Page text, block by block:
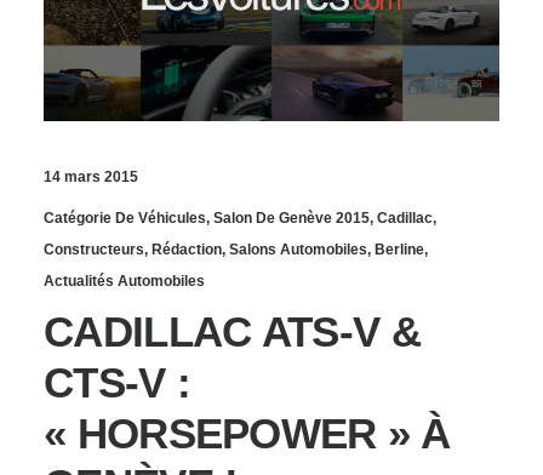
14 mars 2015
Catégorie De Véhicules, Salon De Genève 2015, Cadillac,
Constructeurs, Rédaction, Salons Automobiles, Berline,
Actualités Automobiles
CADILLAC ATS-V &
CTS-V :
« HORSEPOWER » À